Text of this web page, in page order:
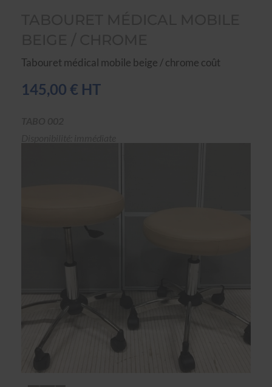
Tabouret médical mobile beige / chrome coût
145,00 € HT